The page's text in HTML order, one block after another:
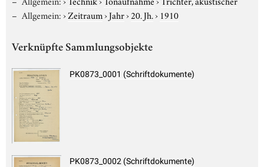
Allgemein:›Zeitraum›Jahr›20. Jh.› 1910
Verknüpfte Sammlungsobjekte
PK0873_0001 (Schriftdokumente)
PK0873_0002 (Schriftdokumente)